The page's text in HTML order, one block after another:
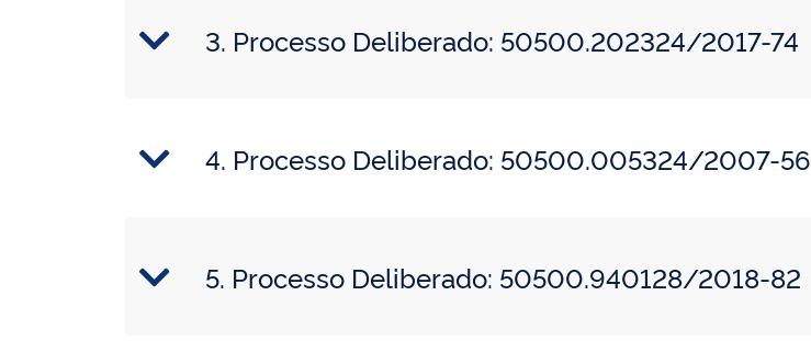
3. Processo Deliberado: 50500.202324/2017-74
4. Processo Deliberado: 50500.005324/2007-56
5. Processo Deliberado: 50500.940128/2018-82